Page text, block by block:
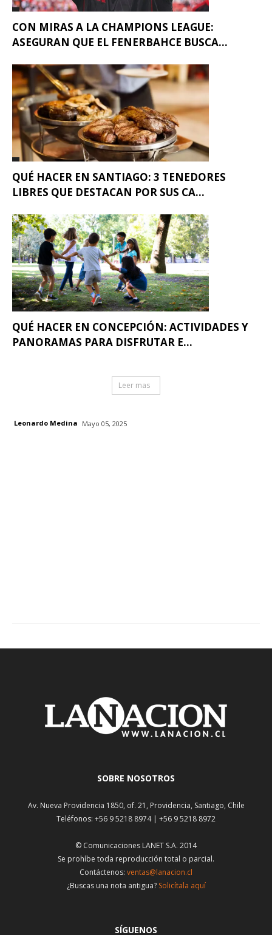
CON MIRAS A LA CHAMPIONS LEAGUE:
ASEGURAN QUE EL FENERBAHCE BUSCA...
QUÉ HACER EN SANTIAGO: 3 TENEDORES
LIBRES QUE DESTACAN POR SUS CA...
QUÉ HACER EN CONCEPCIÓN: ACTIVIDADES Y
PANORAMAS PARA DISFRUTAR E...
Leer mas
Leonardo Medina Mayo 05, 2025
SOBRE NOSOTROS
Av. Nueva Providencia 1850, of. 21, Providencia, Santiago, Chile
Teléfonos: +56 9 5218 8974 | +56 9 5218 8972
© Comunicaciones LANET S.A. 2014
Se prohíbe toda reproducción total o parcial.
Contáctenos: ventas@lanacion.cl
¿Buscas una nota antigua? Solicítala aquí
SÍGUENOS